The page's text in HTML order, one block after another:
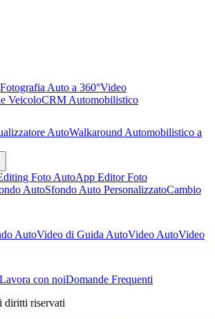
Fotografia Auto a 360°Video
VeicoloCRM Automobilistico
AutoWalkaround Automobilistico a
Foto AutoApp Editor Foto
AutoSfondo Auto PersonalizzatoCambio
AutoVideo di Guida AutoVideo AutoVideo
Lavora con noiDomande Frequenti
diritti riservati